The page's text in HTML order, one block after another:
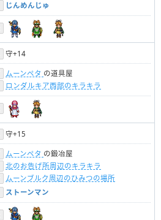
じんめんじゅ
守+14
ムーンペタ の道具屋
ロンダルキア西部のキラキラ
守+15
ムーンペタ の鍛冶屋
北のお告げ所周辺のキラキラ
ムーンブルク周辺のひみつの場所
ストーンマン